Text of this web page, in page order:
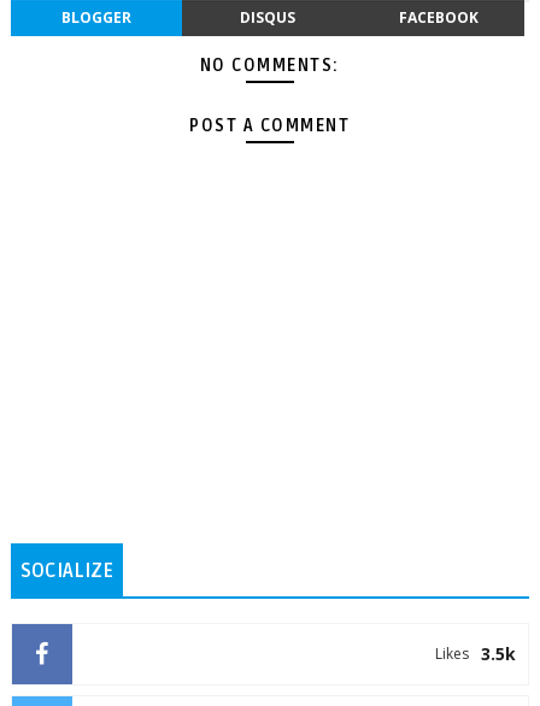
BLOGGER DISQUS FACEBOOK
NO COMMENTS:
POST A COMMENT
SOCIALIZE
3.5k
Likes